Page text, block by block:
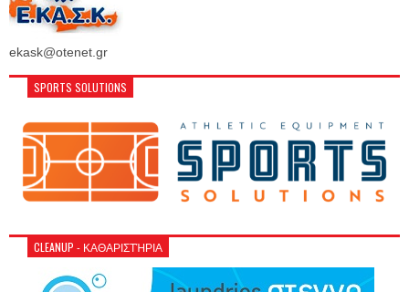
ekask@otenet.gr
SPORTS SOLUTIONS
CLEANUP - ΚΑΘΑΡΙΣΤΉΡΙΑ